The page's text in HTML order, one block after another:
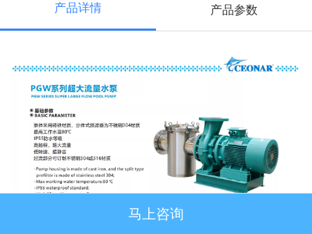
产品详情 产品参数
马上咨询